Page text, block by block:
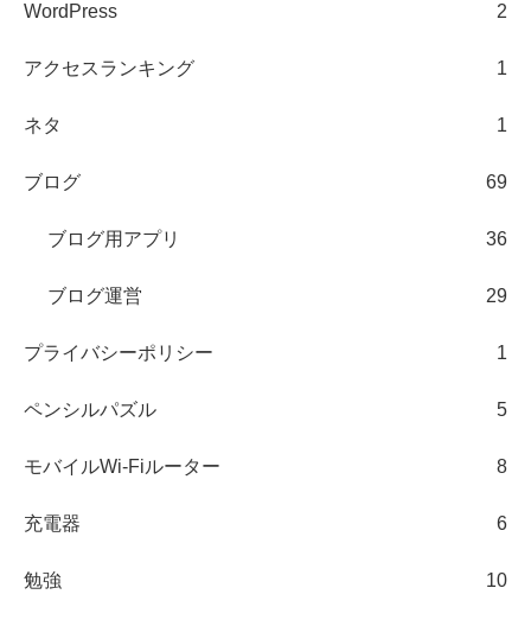
WordPress 2
アクセスランキング 1
ネタ 1
ブログ 69
ブログ用アプリ 36
ブログ運営 29
プライバシーポリシー 1
ペンシルパズル 5
モバイルWi-Fiルーター 8
充電器 6
勉強 10